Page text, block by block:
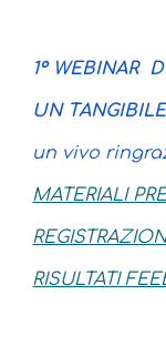
1° WEBINAR
UN
un vivo
MATERIALI
RISULTATI